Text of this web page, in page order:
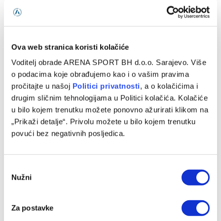
Ova web stranica koristi kolačiće
Voditelj obrade ARENA SPORT BH d.o.o. Sarajevo. Više
o podacima koje obrađujemo kao i o vašim pravima
pročitajte u našoj Politici privatnosti, a o kolačićima i
drugim sličnim tehnologijama u Politici kolačića. Kolačiće
u bilo kojem trenutku možete ponovno ažurirati klikom na
„Prikaži detalje“. Privolu možete u bilo kojem trenutku
povući bez negativnih posljedica.
Selection
Nužni
Za postavke
PREMIER LEAGUE
Leeds savladao Norwich i rezervisao kartu za
Wembley
16/05/2024
U revanš susretu polufinala play-offa Championshipa
izborio finalno doigravanje za promociju…